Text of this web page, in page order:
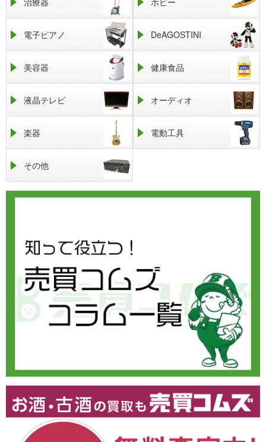
電子ピアノ DeAGOSTINI
美容器 健康食品
液晶テレビ オーディオ
楽器 電動工具
その他